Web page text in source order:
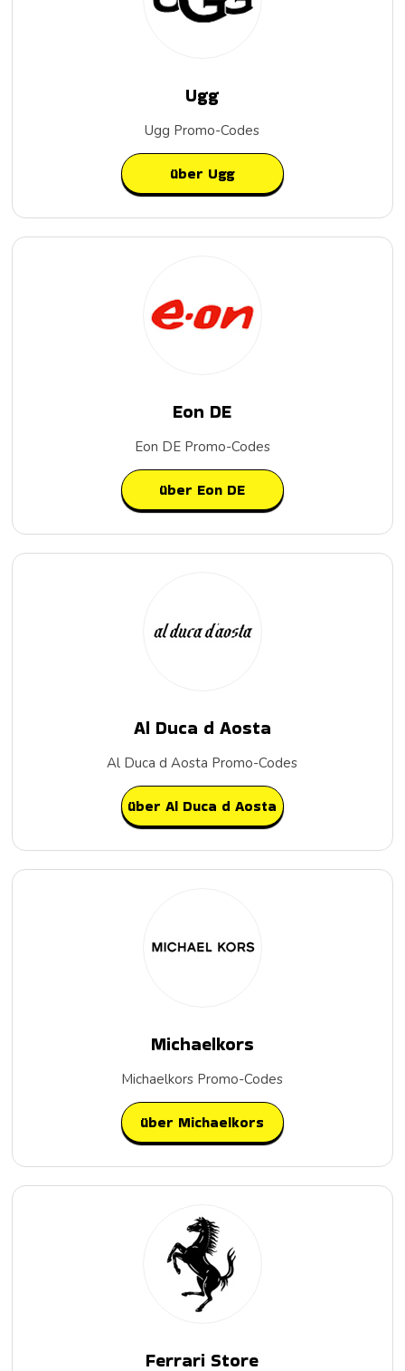
Ugg
Ugg Promo-Codes
über Ugg
Eon DE
Eon DE Promo-Codes
über Eon DE
Al Duca d Aosta
Al Duca d Aosta Promo-Codes
über Al Duca d Aosta
Michaelkors
Michaelkors Promo-Codes
über Michaelkors
Ferrari Store